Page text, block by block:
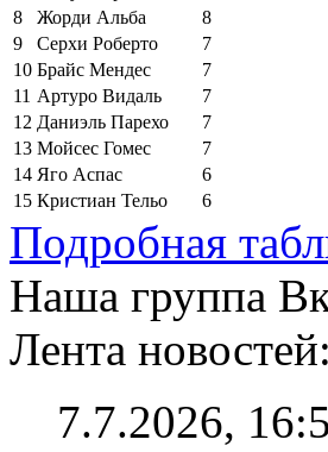
8
Жорди Альба
8
9
Серхи Роберто
7
10 Брайс Мендес
7
11 Артуро Видаль
7
12 Даниэль Парехо
7
13 Мойсес Гомес
7
14 Яго Аспас
6
15 Кристиан Тельо 6
Подробная
Наша группа
Лента новостей:
7.7.2026,